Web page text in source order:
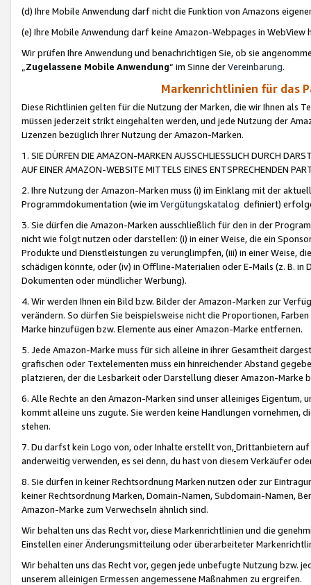
(d) Ihre Mobile Anwendung darf nicht die Funktion von Amazons
(e) Ihre Mobile Anwendung darf keine Amazon-Webpages in WebView
Wir prüfen Ihre Anwendung und benachrichtigen Sie, ob sie
„Zugelassene Mobile Anwendung“ im Sinne derVereinbarung.
Markenrichtlinien für das
Diese Richtlinien gelten für die Nutzung der Marken, die wir Ihnen als
müssen jederzeit strikt eingehalten werden, und jede Nutzung der
Lizenzen bezüglich Ihrer Nutzung der Amazon-Marken.
1. SIE DÜRFEN DIE AMAZON-MARKEN AUSSCHLIESSLICH DURCH
AUF EINER AMAZON-WEBSITE MITTELS EINES ENTSPRECHENDEN
2. Ihre Nutzung der Amazon-Marken muss (i) im Einklang mit der
Programmdokumentation (wie im Vergütungskatalog definiert)
3. Sie dürfen die Amazon-Marken ausschließlich für den in der
nicht wie folgt nutzen oder darstellen: (i) in einer Weise, die ein
Produkte und Dienstleistungen zu verunglimpfen, (iii) in einer Weise,
schädigen könnte, oder (iv) in Offline-Materialien oder E-Mails (z. B. in
Dokumenten oder mündlicher Werbung).
4. Wir werden Ihnen ein Bild bzw. Bilder der Amazon-Marken zur
verändern. So dürfen Sie beispielsweise nicht die Proportionen,
Marke hinzufügen bzw. Elemente aus einer Amazon-Marke entfernen.
5. Jede Amazon-Marke muss für sich alleine in ihrer Gesamtheit
grafischen oder Textelementen muss ein hinreichender Abstand
platzieren, der die Lesbarkeit oder Darstellung dieser Amazon-Marke
6. Alle Rechte an den Amazon-Marken sind unser alleiniges
kommt alleine uns zugute. Sie werden keine Handlungen vornehmen,
stehen.
7. Du darfst kein Logo von, oder Inhalte erstellt von,Drittanbietern auf
anderweitig verwenden, es sei denn, du hast von diesem Verkäufer
8. Sie dürfen in keiner Rechtsordnung Marken nutzen oder zur
keiner Rechtsordnung Marken, Domain-Namen, Subdomain-Namen,
Amazon-Marke zum Verwechseln ähnlich sind.
Wir behalten uns das Recht vor, diese Markenrichtlinien und die
Einstellen einer Änderungsmitteilung oder überarbeiteter
Wir behalten uns das Recht vor, gegen jede unbefugte Nutzung bzw.
unserem alleinigen Ermessen angemessene Maßnahmen zu ergreifen.